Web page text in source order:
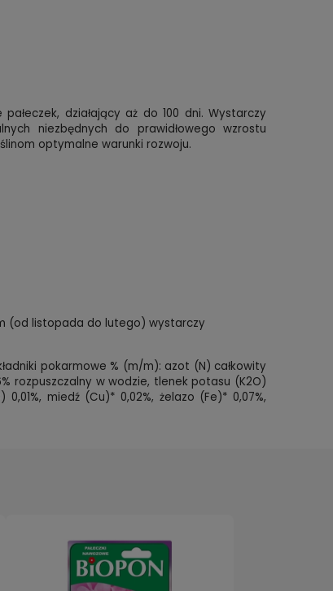
działający aż do 100 dni. Wystarczy
niezbędnych do prawidłowego wzrostu
optymalne warunki rozwoju.
(od listopada do lutego) wystarczy
pokarmowe % (m/m): azot (N) całkowity
rozpuszczalny w wodzie, tlenek potasu (K2O)
miedź (Cu)* 0,02%, żelazo (Fe)* 0,07%,